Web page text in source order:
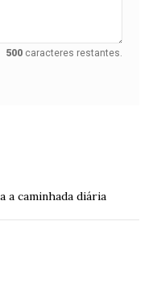
500 caracteres restantes.
a caminhada diária